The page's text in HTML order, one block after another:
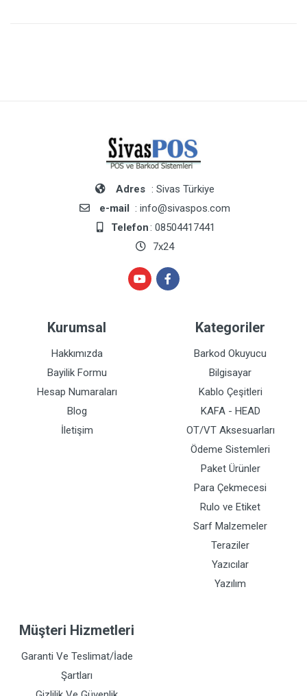
Adres : Sivas Türkiye
e-mail : info@sivaspos.com
Telefon: 08504417441
7x24
Kurumsal
Hakkımızda
Bayilik Formu
Hesap Numaraları
Blog
İletişim
Kategoriler
Barkod Okuyucu
Bilgisayar
Kablo Çeşitleri
KAFA - HEAD
OT/VT Aksesuarları
Ödeme Sistemleri
Paket Ürünler
Para Çekmecesi
Rulo ve Etiket
Sarf Malzemeler
Teraziler
Yazıcılar
Yazılım
Müşteri Hizmetleri
Garanti Ve Teslimat/İade
Şartları